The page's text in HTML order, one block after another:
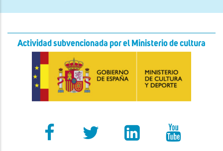
Actividad subvencionada por el Ministerio de cultura